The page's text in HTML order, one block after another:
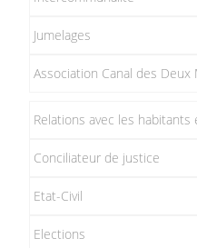
Jumelages
Association Canal des Deux
Relations avec les
Conciliateur de justice
Etat-Civil
Elections